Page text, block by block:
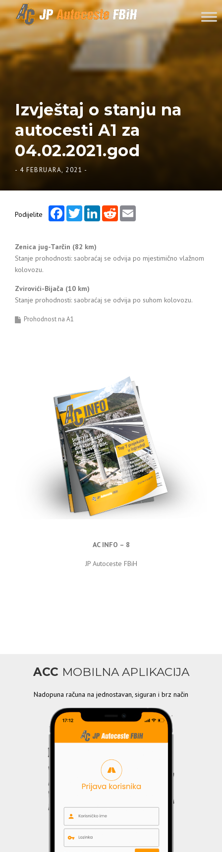
Skip to content
Izvještaj o stanju na
autocesti A1 za
04.02.2021.god
- 4 FEBRUARA, 2021 -
Podijelite
FacebookTwitterLinkedInReddit
Zenica jug-Tarčin (82 km)
Stanje prohodnosti: saobraćaj se odvija po mjestimično vlažnom
kolovozu.
Zvirovići-Bijača (10 km)
Stanje prohodnosti: saobraćaj se odvija po suhom kolovozu.
Prohodnost na A1
AC INFO – 8
JP Autoceste FBiH
ACC MOBILNA APLIKACIJA
Nadopuna računa na jednostavan, siguran i brz način